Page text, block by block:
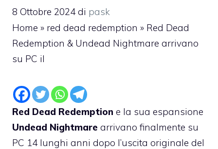
8 Ottobre 2024 di pask
Home » red dead redemption » Red Dead
Redemption & Undead Nightmare arrivano
su PC il
Red Dead Redemption e la sua espansione
Undead Nightmare arrivano finalmente su
PC 14 lunghi anni dopo l’uscita originale del